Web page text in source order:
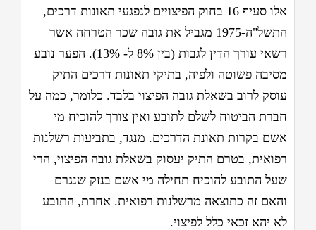
אלו סעיף 16 בחוק הפיצויים לנפגעי תאונות דרכים,
התשל"ה-1975 מגביל את גובה שכר הטרחה אשר
רשאי עורך הדין לגבות (בין 8% ל- 13%). הפער נובע
מסיבה פשוטה ולפיה, בתיקי תאונות דרכים התיק
עוסק לרוב בשאלת גובה הפיצוי בלבד. כלומר, כמה על
חברת הביטוח לשלם לתובע ואין צורך להוכיח מי
אשם בקרות תאונת הדרכים. מנגד, בתביעות רשלנות
רפואית, בטרם התיק יעסוק בשאלת גובה הפיצוי, הרי
שעל התובע להוכיח תחילה מי אשם בנזק שנגרם
והאם זה כתוצאה מרשלנות רפואית. אחרת, התובע
לא יהא זכאי כלל לפיצוי.